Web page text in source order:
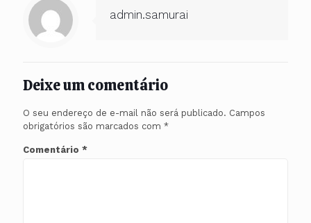
admin.samurai
Deixe um comentário
O seu endereço de e-mail não será publicado. Campos
obrigatórios são marcados com *
Comentário *